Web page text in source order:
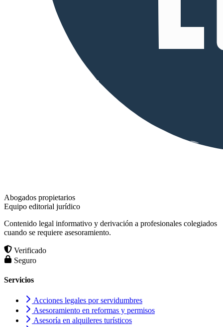
Abogados propietarios
Equipo editorial jurídico
Contenido legal informativo y derivación a profesionales colegiados
cuando se requiere asesoramiento.
Verificado
Seguro
Servicios
Acciones legales por servidumbres
Asesoramiento en reformas y permisos
Asesoría en alquileres turísticos